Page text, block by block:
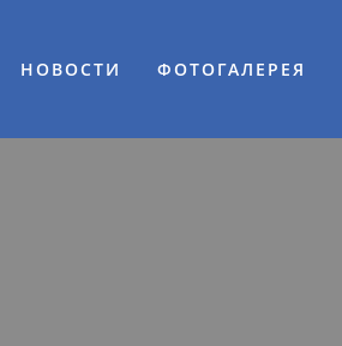
НОВОСТИ ФОТОГАЛЕРЕЯ